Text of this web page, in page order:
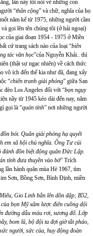
lần nầy tôi nói về những con
“thân cộng” và chữ, nghĩa của họ
năm kể từ 1975, những người cầm
gọi lên tên chúng tôi (ở hải ngoại)
của giai đoạn 1954 - 1975 ở Miền
cứ trang sách nào của loại “biên
tác văn học”của Nguyễn Khải.. thì
(thật sự ngạc nhiên) về cách thức
vô ích đến thế kia như đã, đang xẩy
“chiến tranh giải phóng” giữa San
đèo Los Angeles đối với “bọn ngụy
nầy từ 1945 kéo dài đến nay, năm
gọi là “quán tính” nơi những người
bót. Quân giải phóng hạ quyết
em xã hội chủ nghĩa. Ông Tư cúi
đánh đồn biệt động quân Đức Lập.
tính đưa thuyền vào bờ” Trích
lần hành quân mùa Hè 1967, tìm
Sơn, Bồng Sơn, Bình Định, miền
Gio Linh bắn lên dồn dập; B52,
bọn Mỹ xâm lược điên cuồng dội
đường dẫu máu rơi, xương đổ. Lớp
bom lũ, bộ đội ta đợi giờ tắt pháo,
người, sức của, huy động đoàn